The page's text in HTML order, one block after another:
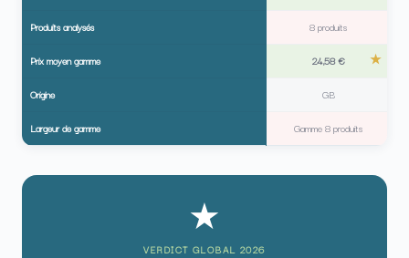
Produits analysés 8 produits
Prix moyen gamme 24,58 €
Origine GB
Largeur de gamme Gamme 8 produits
★
VERDICT GLOBAL 2026